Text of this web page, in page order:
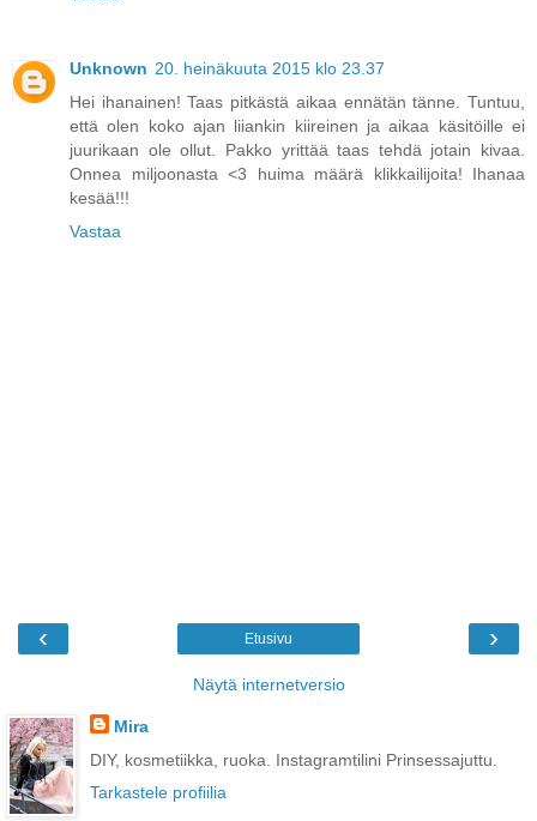
Unknown 20. heinäkuuta 2015 klo 23.37
Hei ihanainen! Taas pitkästä aikaa ennätän tänne. Tuntuu,
että olen koko ajan liiankin kiireinen ja aikaa käsitöille ei
juurikaan ole ollut. Pakko yrittää taas tehdä jotain kivaa.
Onnea miljoonasta <3 huima määrä klikkailijoita! Ihanaa
kesää!!!
Vastaa
‹ ›
Etusivu
Näytä internetversio
Mira
DIY, kosmetiikka, ruoka. Instagramtilini Prinsessajuttu.
Tarkastele profiilia